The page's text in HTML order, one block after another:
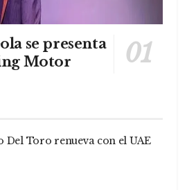
se presenta
Motor
Del Toro renueva con el UAE